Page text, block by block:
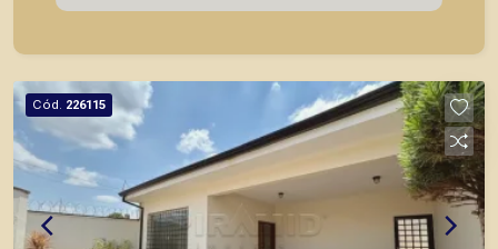
atender seus clientes com agilidade e segurança,
de Ribeirão Preto.
Cód. 226115